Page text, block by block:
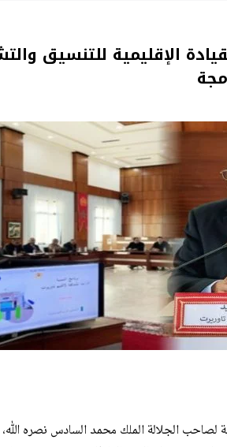
الإقليمية للتنسيق
لصاحب الجلالة الملك محمد السادس نصره